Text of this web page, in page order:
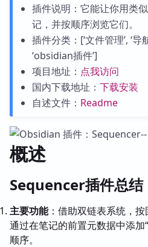
插件说明：它能让你用类
记，并按顺序浏览它们。
插件分类：[‘文件管理’, ‘导
‘obsidian插件’]
项目地址： 点我访问
国内下载地址： 下载安装
自述文件： Readme
概述
Sequencer插件总结
主要功能：借助双链表系统，按
通过在笔记的前置元数据中添加
顺序。